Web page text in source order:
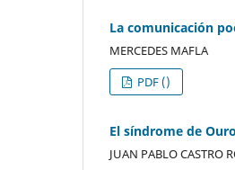
La comunicación
MERCEDES MAFLA
PDF ()
El síndrome de
JUAN PABLO CASTRO